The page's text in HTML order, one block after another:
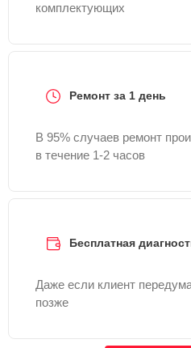
комплектующих
Ремонт за 1 день
В 95% случаев ремонт
в течение 1-2 часов
Бесплатная
Даже если клиент
позже